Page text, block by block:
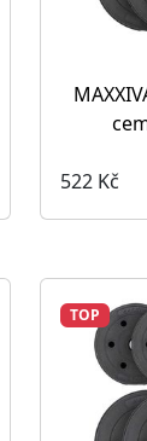
522 Kč
TOP